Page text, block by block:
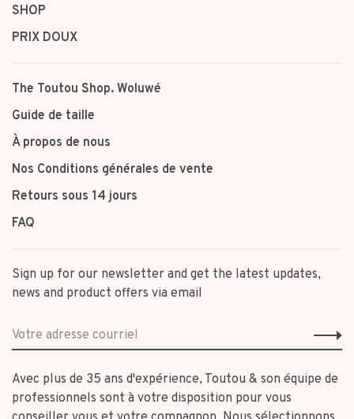
SHOP
PRIX DOUX
The Toutou Shop. Woluwé
Guide de taille
À propos de nous
Nos Conditions générales de vente
Retours sous 14 jours
FAQ
Sign up for our newsletter and get the latest updates,
news and product offers via email
Avec plus de 35 ans d'expérience, Toutou & son équipe de
professionnels sont à votre disposition pour vous